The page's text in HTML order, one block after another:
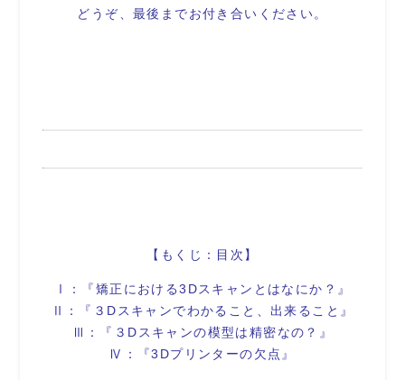
どうぞ、最後までお付き合いください。
【もくじ：目次】
Ⅰ：『矯正における3Dスキャンとはなにか？』
Ⅱ：『３Dスキャンでわかること、出来ること』
Ⅲ：『３Dスキャンの模型は精密なの？』
Ⅳ：『3Dプリンターの欠点』